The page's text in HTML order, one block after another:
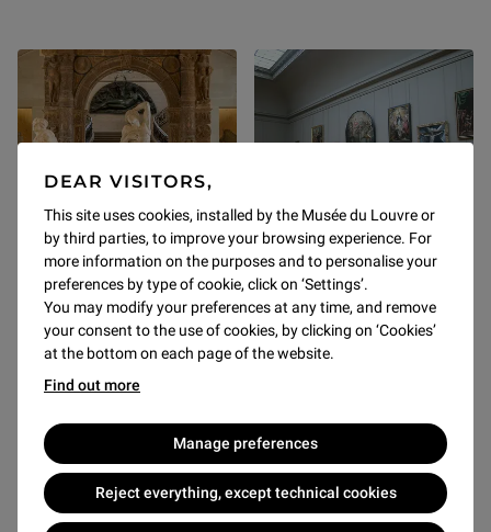
DEAR VISITORS,
This site uses cookies, installed by the Musée du Louvre or
by third parties, to improve your browsing experience. For
more information on the purposes and to personalise your
preferences by type of cookie, click on ‘Settings’.
You may modify your preferences at any time, and remove
your consent to the use of cookies, by clicking on ‘Cookies’
at the bottom on each page of the website.
Find out more
Manage preferences
Reject everything, except technical cookies
欧洲雕塑（1500-1800年）（德
农馆0层）
部分开放
西班牙绘画（德农馆1层）
部分开放
720至734號房間目前關閉。